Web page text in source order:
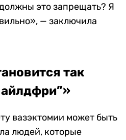
это запрещать? Я
— заключила
так
вазэктомии может быть
людей, которые